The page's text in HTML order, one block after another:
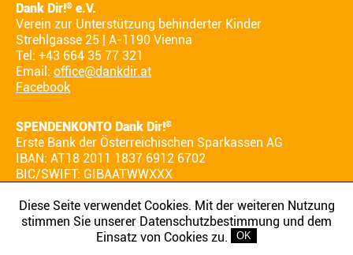
Dank Dir!® e.V.
Verein zur Unterstützung behinderter Kinder
Strehlgasse 25 | A-1190 Vienna
Tel: +43 664 35 77 321
Email: office@dankdir.at
Facebook
SPENDENKONTO Dank Dir!®
Erste Bank der Österreichischen Sparkassen AG
IBAN: AT18 2011 1837 6912 6702
BIC/SWIFT: GIBAATWWXXX
AGB IMPRESSUM DATENSCHUTZ
Diese Seite verwendet Cookies. Mit der weiteren Nutzung
stimmen Sie unserer Datenschutzbestimmung und dem
Einsatz von Cookies zu.
OK